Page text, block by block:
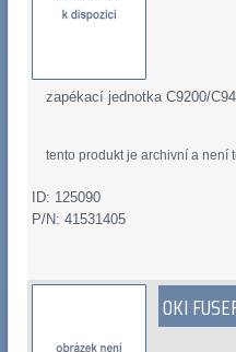
zapékací jednotka C9200/
tento produkt je archivní a není
ID: 125090
P/N: 41531405
OKI